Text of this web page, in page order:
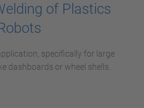
of Plastics
specifically for large
dashboards or wheel shells.